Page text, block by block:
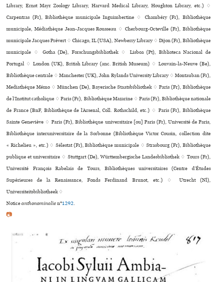
Library, Ernst Mayr Zoology Library, Harvard Medical Library, Houghton Library, etc.) ♢
Carpentras (Fr), Bibliothèque muni­ci­pale Inguimbertine ♢ Chambéry (Fr), Bibliothèque
muni­ci­pale, Médiathèque Jean-Jacques Rousseau ♢ Cherbourg-Octeville (Fr), Bibliothèque
muni­ci­pale Jacques Prévert ♢ Chicago, IL (USA), Newberry Library ♢ Dijon (Fr), Bibliothèque
muni­ci­pale ♢ Gotha (De), Forschungsbibliothek ♢ Lisboa (Pt), Biblioteca Nacional de
Portugal ♢ London (UK), British Library (anc. British Museum) ♢ Louvain-la-Neuve (Be),
Bibliothèque cen­trale ♢ Manchester (UK), John Rylands University Library ♢ Montauban (Fr),
Mediathéque Mémo ♢ München (De), Bayerische Staatsbibliothek ♢ Paris (Fr), Bibliothèque
de l’Institut catho­li­que ♢ Paris (Fr), Bibliothèque Mazarine ♢ Paris (Fr), Bibliothèque nationale
de France (BnF, Bibliothèque de l’Arsenal, Coll. Rothschild, etc.) ♢ Paris (Fr), Bibliothèque
Sainte Geneviève ♢ Paris (Fr), Bibliothèque uni­ver­si­taire [ou] Paris (Fr), Université de Paris,
Bibliothèque inte­ru­ni­ver­si­taire de la Sorbonne (Bibliothèque Victor Cousin, collection dite
« Richelieu », etc.) ♢ Sélestat (Fr), Bibliothèque muni­ci­pale ♢ Strasbourg (Fr), Bibliothèque
publi­que et uni­ver­si­taire ♢ Stuttgart (De), Württembergische Landesbibliothek ♢ Tours (Fr),
Université François Rabelais de Tours, Bibliothèques uni­ver­si­tai­res (Centre d’Études
Supérieures de la Renaissance, Fonds Ferdinand Brunot, etc.) ♢ Utrecht (Nl),
Universiteitsbibliotheek ♢
Noticeanthonominalien°1292.
📷